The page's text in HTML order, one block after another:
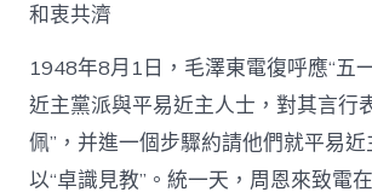
和衷共濟
1948年8月1日，毛澤東電復呼應“五
近主黨派與平易近主人士，對其言行
佩”，并進一個步驟約請他們就平易近
以“卓識見教”。統一天，周恩來致電